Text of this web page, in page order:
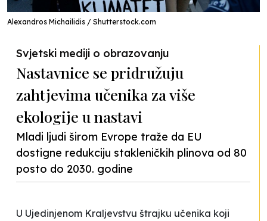
Alexandros Michailidis / Shutterstock.com
Svjetski mediji o obrazovanju
Nastavnice se pridružuju
zahtjevima učenika za više
ekologije u nastavi
Mladi ljudi širom Evrope traže da EU
dostigne redukciju stakleničkih plinova od 80
posto do 2030. godine
U Ujedinjenom Kraljevstvu štrajku učenika koji